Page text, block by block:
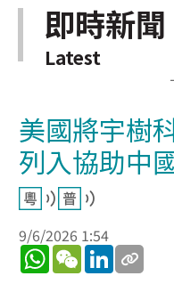
即時新聞
Latest
美國將宇樹
列入協助中
9/6/2026 1:54
WhatsApp
WeChatLinkedIn